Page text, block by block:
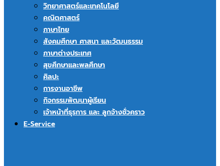
วิทยาศาสตร์และเทคโนโลยี
คณิตศาสตร์
ภาษาไทย
สังคมศึกษา ศาสนา และวัฒนธรรม
ภาษาต่างประเทศ
สุขศึกษาและพลศึกษา
ศิลปะ
การงานอาชีพ
กิจกรรมพัฒนาผู้เรียน
เจ้าหน้าที่ธุรการ และ ลูกจ้างชั่วคราว
E-Service